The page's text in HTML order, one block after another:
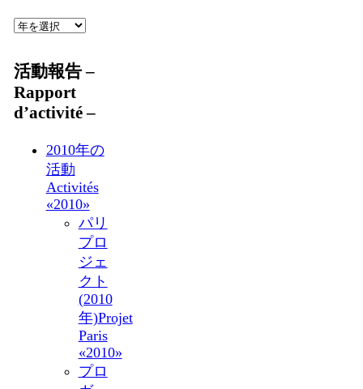
活動報告 –
Rapport
d’activité –
2010年の
活動
Activités
«2010»
パリ
プロ
ジェ
クト
(2010
年)Projet
Paris
«2010»
プロ